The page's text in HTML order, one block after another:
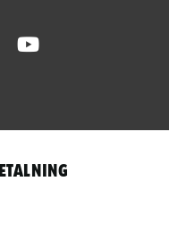
Instagram